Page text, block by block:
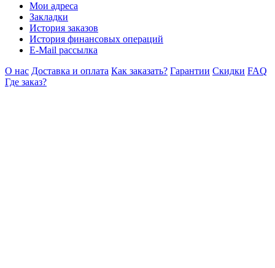
Мои адреса
Закладки
История заказов
История финансовых операций
E-Mail рассылка
О нас Доставка и оплата Как заказать? Гарантии Скидки FAQ
Где заказ?